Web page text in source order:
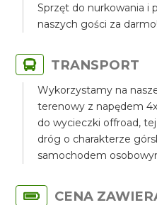
Sprzęt do nurkowania i
naszych gości za darmo!
TRANSPORT
Wykorzystamy na
terenowy z napędem
do wycieczki offroad,
dróg o charakterze
samochodem
CENA